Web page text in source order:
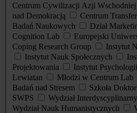
Centrum Cywilizacji Azji Wschodniej
nad Demokracją
Centrum
Badań Naukowych
Dział
Cognition Lab
Europejski
Coping Research Group
Instytut
Instytut Nauk Społecznych
Projektowania
Instytut Psychologii
Lewiatan
Młodzi w Centrum Lab
Badań nad Stresem
Szkoła
SWPS
Wydział
Wydział Nauk Humanistycznych